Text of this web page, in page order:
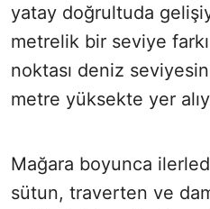
yatay doğrultuda
metrelik bir seviye
noktası deniz
metre yüksekte yer
Mağara boyunca
sütun, traverten ve